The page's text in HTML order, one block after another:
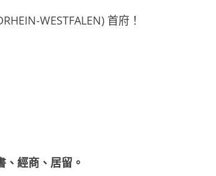
WESTFALEN) 首府！
經商、居留。